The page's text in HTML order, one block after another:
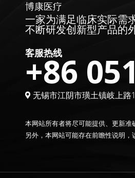
博康医疗
一家为满足临床实际需
不断研发创新型产品的
客服热线
+86
无锡市江阴市璜土镇岐上路
本网站所有者将尽可能提供、更新准
另外，本网站可能存在前瞻性说明